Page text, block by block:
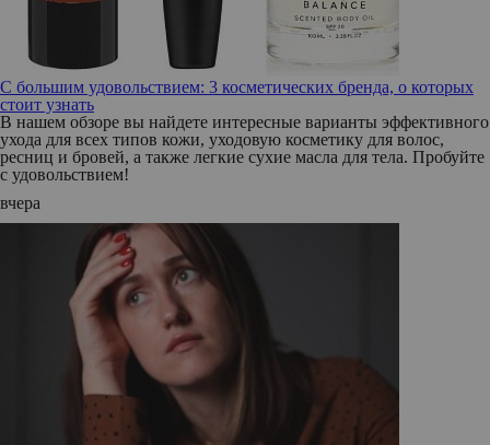
С большим удовольствием: 3 косметических бренда, о которых
стоит узнать
В нашем обзоре вы найдете интересные варианты эффективного
ухода для всех типов кожи, уходовую косметику для волос,
ресниц и бровей, а также легкие сухие масла для тела. Пробуйте
с удовольствием!
вчера